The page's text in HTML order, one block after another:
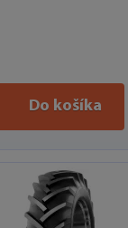
Do košíka